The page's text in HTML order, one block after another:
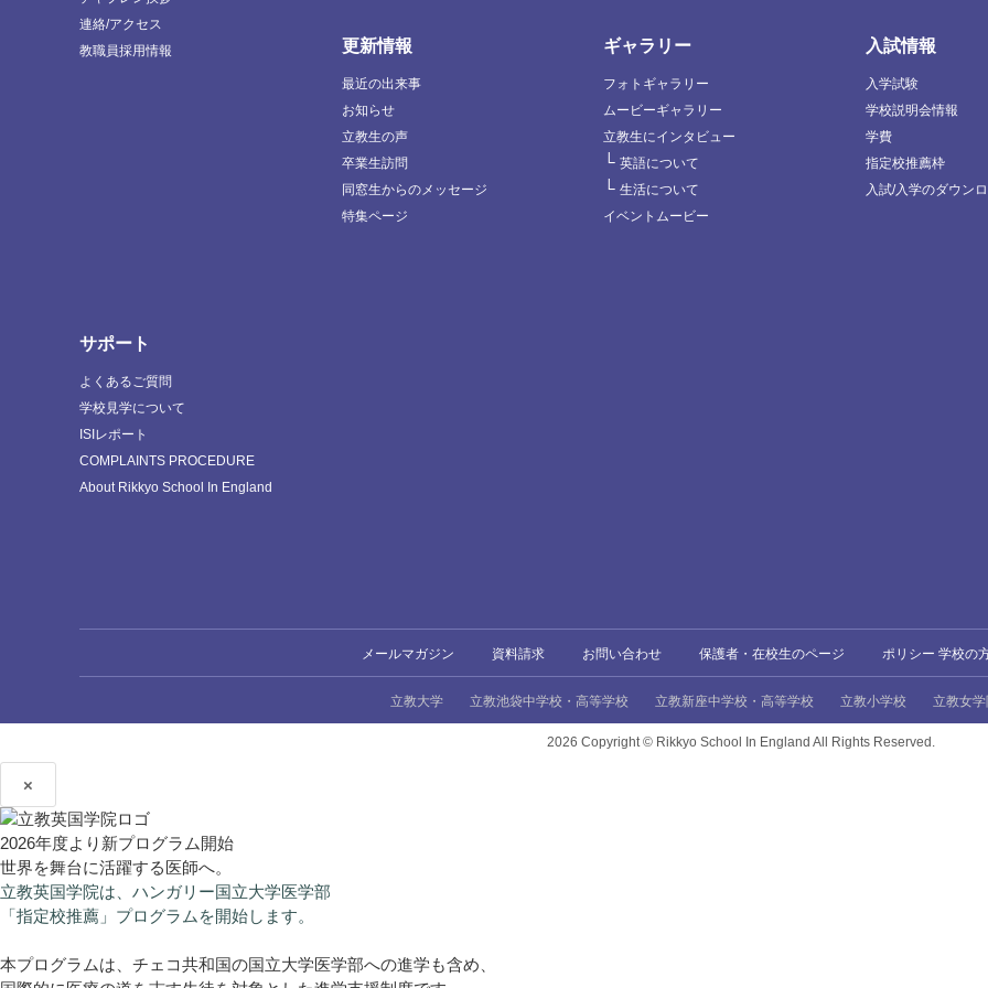
連絡/アクセス
教職員採用情報
更新情報
最近の出来事
お知らせ
立教生の声
卒業生訪問
同窓生からのメッセージ
特集ページ
ギャラリー
フォトギャラリー
ムービーギャラリー
立教生にインタビュー
└ 英語について
└ 生活について
イベントムービー
入試情報
入学試験
学校説明会情報
学費
指定校推薦枠
入試/入学のダウン
サポート
よくあるご質問
学校見学について
ISIレポート
COMPLAINTS PROCEDURE
About Rikkyo School In England
メールマガジン 資料請求 お問い合わせ 保護者・在校生のページ ポリシー 学校の
立教大学 立教池袋中学校・高等学校 立教新座中学校・高等学校 立教小学校 立教女
2026 Copyright © Rikkyo School In England All Rights Reserved.
×
2026年度より新プログラム開始
世界を舞台に活躍する医師へ。
立教英国学院は、ハンガリー国立大学医学部
「指定校推薦」プログラムを開始します。
本プログラムは、チェコ共和国の国立大学医学部への進学も含め、